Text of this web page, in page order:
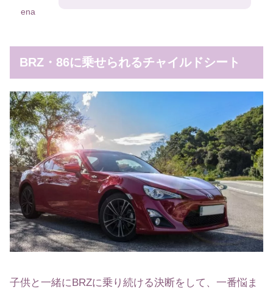
ena
BRZ・86に乗せられるチャイルドシート
子供と一緒にBRZに乗り続ける決断をして、一番悩ま